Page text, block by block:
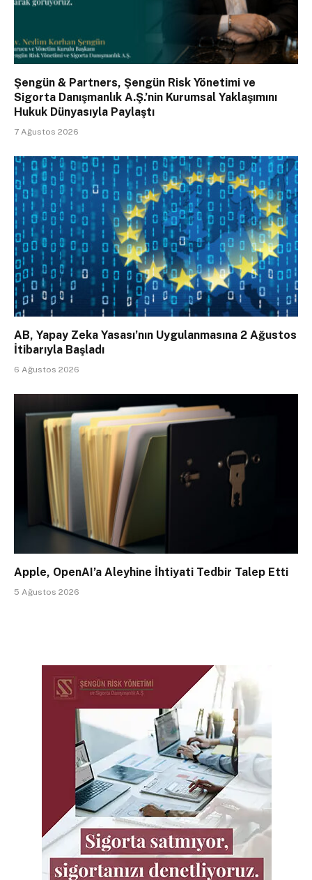
Şengün & Partners, Şengün Risk Yönetimi ve
Sigorta Danışmanlık A.Ş.’nin Kurumsal Yaklaşımını
Hukuk Dünyasıyla Paylaştı
7 Ağustos 2026
AB, Yapay Zeka Yasası’nın Uygulanmasına 2 Ağustos
İtibarıyla Başladı
6 Ağustos 2026
Apple, OpenAI’a Aleyhine İhtiyati Tedbir Talep Etti
5 Ağustos 2026